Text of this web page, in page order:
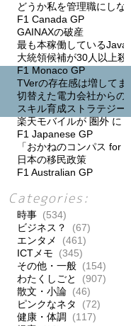
どうか私を管理職にしな
F1 Canada GP
GAINAXの破産
最も本稼働している
大統領候補が30人以上殺
F1 Monaco GP
TVerの存在感は増してま
切替えた電力会社からの
スキル育成ストラテジー
楽天モバイルが 圏外 に
F1 Japanese GP
「おかねのコンパス for
日本の移民政策
F1 Australian GP
Categories:
時事 (534)
ビジネス？
(67)
エンタメ
(461)
ICTメモ (345)
その他・一般 (154)
わたくしごと
(907)
散文・小論 (46)
ピンクなネタ
(72)
健康・体調
(117)